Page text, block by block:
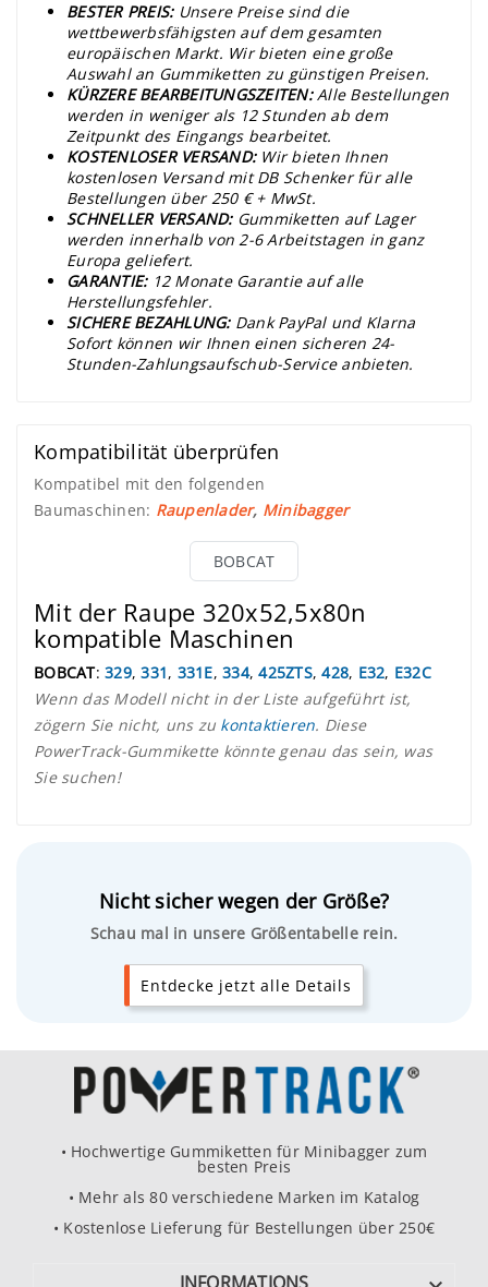
BESTER PREIS: Unsere Preise sind die
wettbewerbsfähigsten auf dem gesamten
europäischen Markt. Wir bieten eine große
Auswahl an Gummiketten zu günstigen Preisen.
KÜRZERE BEARBEITUNGSZEITEN: Alle Bestellungen
werden in weniger als 12 Stunden ab dem
Zeitpunkt des Eingangs bearbeitet.
KOSTENLOSER VERSAND: Wir bieten Ihnen
kostenlosen Versand mit DB Schenker für alle
Bestellungen über 250 € + MwSt.
SCHNELLER VERSAND: Gummiketten auf Lager
werden innerhalb von 2-6 Arbeitstagen in ganz
Europa geliefert.
GARANTIE: 12 Monate Garantie auf alle
Herstellungsfehler.
SICHERE BEZAHLUNG: Dank PayPal und Klarna
Sofort können wir Ihnen einen sicheren 24-
Stunden-Zahlungsaufschub-Service anbieten.
Kompatibilität überprüfen
Kompatibel mit den folgenden
Baumaschinen: Raupenlader, Minibagger
BOBCAT
Mit der Raupe 320x52,5x80n
kompatible Maschinen
BOBCAT: 329,331, 331E, 334,425ZTS,428, E32, E32C
Wenn das Modell nicht in der Liste aufgeführt ist,
zögern Sie nicht, uns zu kontaktieren. Diese
PowerTrack-Gummikette könnte genau das sein, was
Sie suchen!
Nicht sicher wegen der Größe?
Schau mal in unsere Größentabelle rein.
Entdecke jetzt alle Details
• Hochwertige Gummiketten für Minibagger zum
besten Preis
• Mehr als 80 verschiedene Marken im Katalog
• Kostenlose Lieferung für Bestellungen über 250€